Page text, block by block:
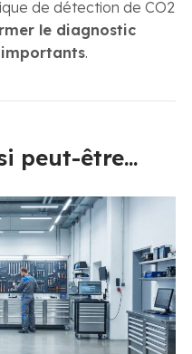
de détection de CO2
le diagnostic
importants.
peut-être...